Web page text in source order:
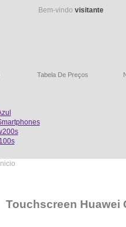
Bem-vindo visitante
Tabela De Preços
Inicio
Touchscreen Huawei